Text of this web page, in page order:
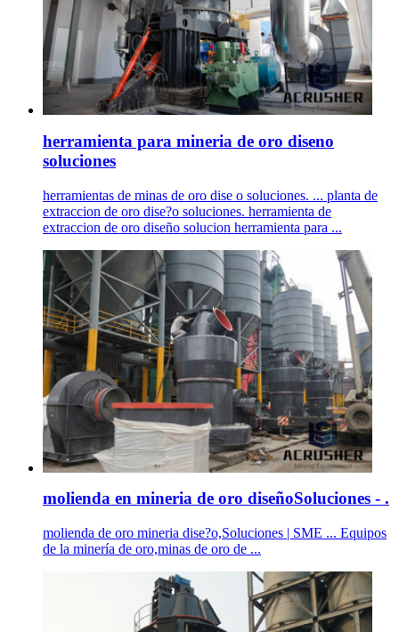
herramienta para mineria de oro diseno
soluciones
herramientas de minas de oro dise o soluciones. ... planta de
extraccion de oro dise?o soluciones. herramienta de
extraccion de oro diseño solucion herramienta para ...
molienda en mineria de oro diseñoSoluciones - .
molienda de oro mineria dise?o,Soluciones | SME ... Equipos
de la minería de oro,minas de oro de ...